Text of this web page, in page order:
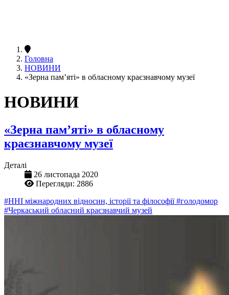
Головна
НОВИНИ
«Зерна пам’яті» в обласному краєзнавчому музеї
НОВИНИ
«Зерна пам’яті» в обласному
краєзнавчому музеї
Деталі
26 листопада 2020
Перегляди: 2886
#ННІ міжнародних відносин, історії та філософії#голодомор
#Черкаський обласний краєзнавчий музей